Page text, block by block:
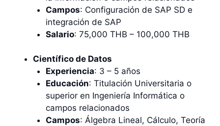
Campos: Configuración de SAP SD e
integración de SAP
Salario: 75,000 THB – 100,000 THB
Científico de Datos
Experiencia: 3 – 5 años
Educación: Titulación Universitaria o
superior en Ingeniería Informática o
campos relacionados
Campos: Álgebra Lineal, Cálculo, Teoría